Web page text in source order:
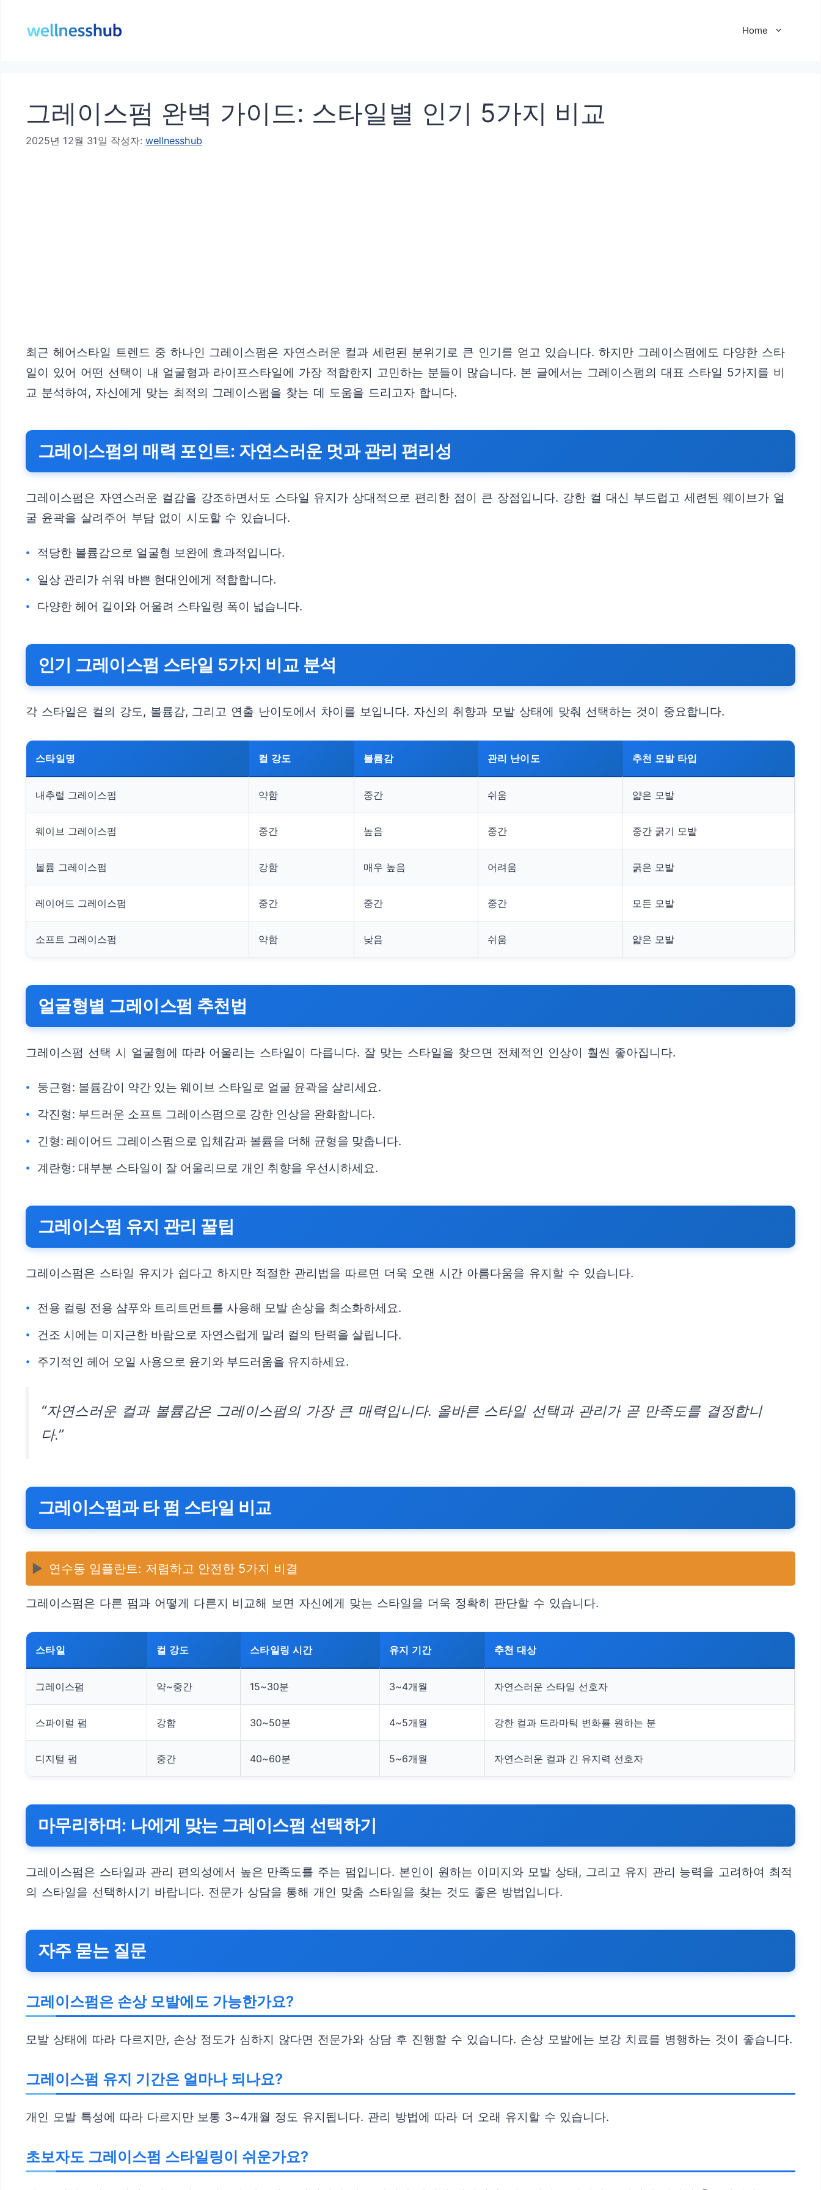
Home
그레이스펌 완벽 가이드: 스타일별 인기 5가지 비교
2025년 12월 31일 작성자: wellnesshub
최근 헤어스타일 트렌드 중 하나인 그레이스펌은 자연스러운 컬과 세련된 분위기로 큰 인기를 얻고 있습니다. 하지만 그레이스펌에도 다양한 스타
일이 있어 어떤 선택이 내 얼굴형과 라이프스타일에 가장 적합한지 고민하는 분들이 많습니다. 본 글에서는 그레이스펌의 대표 스타일 5가지를 비
교 분석하여, 자신에게 맞는 최적의 그레이스펌을 찾는 데 도움을 드리고자 합니다.
그레이스펌의 매력 포인트: 자연스러운 멋과 관리 편리성
그레이스펌은 자연스러운 컬감을 강조하면서도 스타일 유지가 상대적으로 편리한 점이 큰 장점입니다. 강한 컬 대신 부드럽고 세련된 웨이브가 얼
굴 윤곽을 살려주어 부담 없이 시도할 수 있습니다.
적당한 볼륨감으로 얼굴형 보완에 효과적입니다.
일상 관리가 쉬워 바쁜 현대인에게 적합합니다.
다양한 헤어 길이와 어울려 스타일링 폭이 넓습니다.
인기 그레이스펌 스타일 5가지 비교 분석
각 스타일은 컬의 강도, 볼륨감, 그리고 연출 난이도에서 차이를 보입니다. 자신의 취향과 모발 상태에 맞춰 선택하는 것이 중요합니다.
스타일명 컬 강도 볼륨감 관리 난이도 추천 모발 타입
내추럴 그레이스펌 약함 중간 쉬움 얇은 모발
웨이브 그레이스펌 중간 높음 중간 중간 굵기 모발
볼륨 그레이스펌 강함 매우 높음 어려움 굵은 모발
레이어드 그레이스펌 중간 중간 중간 모든 모발
소프트 그레이스펌 약함 낮음 쉬움 얇은 모발
얼굴형별 그레이스펌 추천법
그레이스펌 선택 시 얼굴형에 따라 어울리는 스타일이 다릅니다. 잘 맞는 스타일을 찾으면 전체적인 인상이 훨씬 좋아집니다.
둥근형: 볼륨감이 약간 있는 웨이브 스타일로 얼굴 윤곽을 살리세요.
각진형: 부드러운 소프트 그레이스펌으로 강한 인상을 완화합니다.
긴형: 레이어드 그레이스펌으로 입체감과 볼륨을 더해 균형을 맞춥니다.
계란형: 대부분 스타일이 잘 어울리므로 개인 취향을 우선시하세요.
그레이스펌 유지 관리 꿀팁
그레이스펌은 스타일 유지가 쉽다고 하지만 적절한 관리법을 따르면 더욱 오랜 시간 아름다움을 유지할 수 있습니다.
전용 컬링 전용 샴푸와 트리트먼트를 사용해 모발 손상을 최소화하세요.
건조 시에는 미지근한 바람으로 자연스럽게 말려 컬의 탄력을 살립니다.
주기적인 헤어 오일 사용으로 윤기와 부드러움을 유지하세요.
“자연스러운 컬과 볼륨감은 그레이스펌의 가장 큰 매력입니다. 올바른 스타일 선택과 관리가 곧 만족도를 결정합니
다.”
그레이스펌과 타 펌 스타일 비교
▶️ 연수동 임플란트: 저렴하고 안전한 5가지 비결
그레이스펌은 다른 펌과 어떻게 다른지 비교해 보면 자신에게 맞는 스타일을 더욱 정확히 판단할 수 있습니다.
스타일 컬 강도 스타일링 시간 유지 기간 추천 대상
그레이스펌 약~중간 15~30분 3~4개월 자연스러운 스타일 선호자
스파이럴 펌 강함 30~50분 4~5개월 강한 컬과 드라마틱 변화를 원하는 분
디지털 펌 중간 40~60분 5~6개월 자연스러운 컬과 긴 유지력 선호자
마무리하며: 나에게 맞는 그레이스펌 선택하기
그레이스펌은 스타일과 관리 편의성에서 높은 만족도를 주는 펌입니다. 본인이 원하는 이미지와 모발 상태, 그리고 유지 관리 능력을 고려하여 최적
의 스타일을 선택하시기 바랍니다. 전문가 상담을 통해 개인 맞춤 스타일을 찾는 것도 좋은 방법입니다.
자주 묻는 질문
그레이스펌은 손상 모발에도 가능한가요?
모발 상태에 따라 다르지만, 손상 정도가 심하지 않다면 전문가와 상담 후 진행할 수 있습니다. 손상 모발에는 보강 치료를 병행하는 것이 좋습니다.
그레이스펌 유지 기간은 얼마나 되나요?
개인 모발 특성에 따라 다르지만 보통 3~4개월 정도 유지됩니다. 관리 방법에 따라 더 오래 유지할 수 있습니다.
초보자도 그레이스펌 스타일링이 쉬운가요?